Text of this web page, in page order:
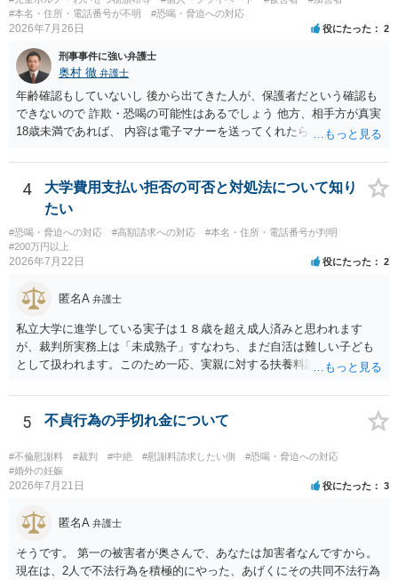
#本名・住所・電話番号が不明
#恐喝・脅迫への対応
2026年7月26日 役にたった 2
刑事事件に強い弁護士
奥村 徹 弁護士
年齢確認もしていないし 後から出てきた人が、保護者だという確認も
できないので 詐欺・恐喝の可能性はあるでしょう 他方、相手方が真実
18歳未満であれば、 内容は電子マナーを送ってくれたら自慰行為など
画の尺は10分ほど、服を着たままで胸を触って欲しい、などの要望を
して、要求された金額(1000円程度)の電子マネーを送信してしまいま
した。 そこから、撮影するまで暇なので顔の雰囲気の写真を交換して
欲しい、住んでいる都道府県と区を教えてと言われたので教えたりと
言ったやり取りをしていました。 というやりとりは、青少年条例違反
（わいせつ行為）の疑いがあります。18歳未満と知らなくても処罰可
4
大学費用支払い拒否の可否と対処法について知り
たい
#恐喝・脅迫への対応 #高額請求への対応
#本名・住所・電話番号が判明
#200万円以上
2026年7月22日 役にたった 2
匿名A 弁護士
私立大学に進学している実子は１８歳を超え成人済みと思われます
が、裁判所実務上は「未成熟子」すなわち、まだ自活は難しい子ども
として扱われます。このため一応、実親に対する扶養料請求として法
者宛に養育費を支払っており、当該養育費は実子の進学費用の趣旨も
一部含まれています。また、私立大学進学について貴殿が了解したわ
けではないという事情も存在します。 こうした場合には、支払を拒ん
だとしても学費の請求が裁判所によって強制される可能性は低いとい
えます。 以上整理したとおり、貴殿の事情を説明し支払えないと実子
に伝えるのが良い対処法と思います。
5 不貞行為の手切れ金について
#不倫慰謝料 #裁判 #中絶 #慰謝料請求したい側
#恐喝・脅迫への対応
#婚外の妊娠
2026年7月21日 役にたった 3
匿名A 弁護士
そうです。 第一の被害者が奥さんで、あなたは加害者なんですから。
現在は、2人で不法行為を積極的にやった、あげくにその共同不法行為